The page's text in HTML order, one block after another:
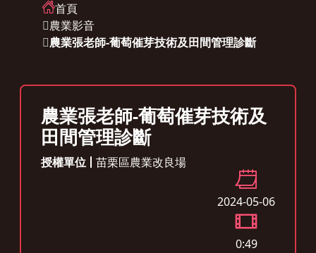
首頁
農業影音
農業張老師-葡萄催芽技術及田間管理診斷
農業張老師-葡萄催芽技術及
田間管理診斷
授權單位 苗栗區農業改良場
2024-05-06
0:49